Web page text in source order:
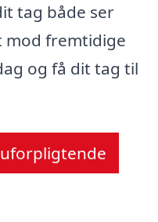
tag både ser
mod fremtidige
og få dit tag til